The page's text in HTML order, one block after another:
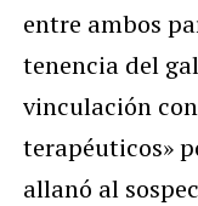
entre ambos
tenencia del
vinculación
terapéuticos»
allanó al